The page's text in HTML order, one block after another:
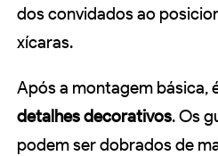
dos convidados ao
xícaras.
Após a montagem básica,
detalhes decorativos. Os
podem ser dobrados de